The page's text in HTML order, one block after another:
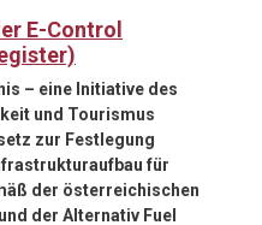
E-Control
– eine Initiative des
und Tourismus
zur Festlegung
für
der österreichischen
der Alternativ Fuel